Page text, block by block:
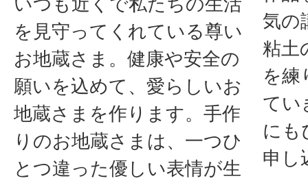
を見守ってくれている尊い
お地蔵さま。健康や安全の
願いを込めて、愛らしいお
地蔵さまを作ります。手作
りのお地蔵さまは、一つひ
とつ違った優しい表情が生
気の
粘土
を練
てい
にも
申し